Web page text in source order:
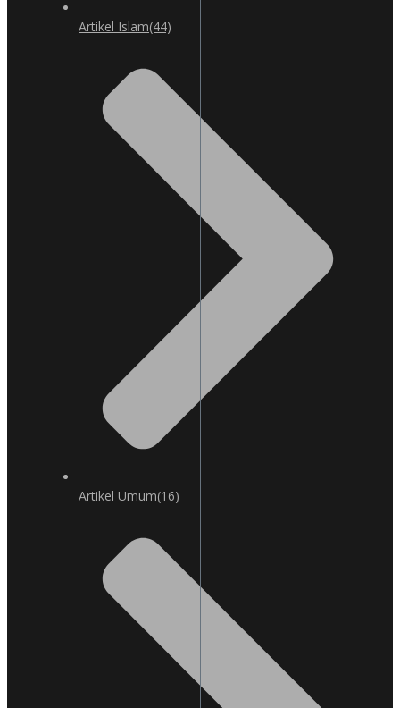
Artikel Islam(44)
Artikel Umum(16)